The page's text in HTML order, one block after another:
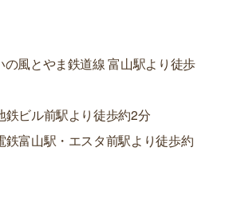
の風とやま鉄道線 富山駅より徒歩
鉄ビル前駅より徒歩約2分
鉄富山駅・エスタ前駅より徒歩約